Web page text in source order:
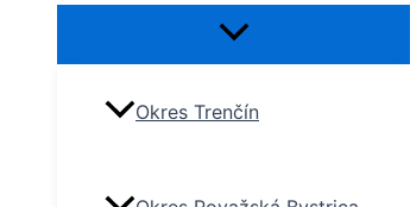
Okres Trenčín